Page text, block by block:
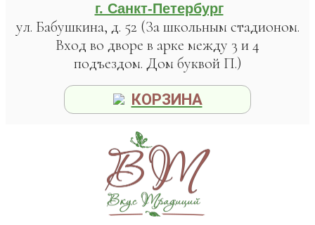
г. Санкт-Петербург
ул. Бабушкина, д. 52 (За школьным стадионом.
Вход во дворе в арке между 3 и 4
подъездом. Дом буквой П.)
КОРЗИНА